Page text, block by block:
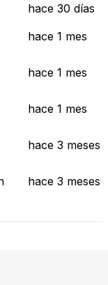
hace 30 días
hace 1 mes
hace 1 mes
hace 1 mes
hace 3 meses
hace 3 meses